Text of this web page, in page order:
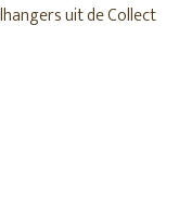
uit de Collect